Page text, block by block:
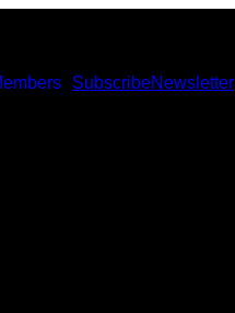
SubscribeNewsletter